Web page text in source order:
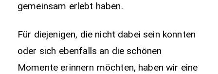
gemeinsam erlebt haben.
Für diejenigen, die nicht dabei sein konnten
oder sich ebenfalls an die schönen
Momente erinnern möchten, haben wir eine